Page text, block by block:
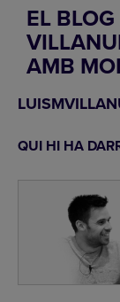
EL
AMB
QUI HI HA